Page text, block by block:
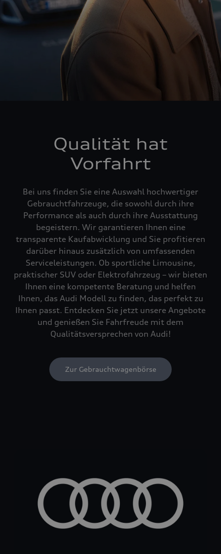
Qualität hat
Vorfahrt
Bei uns finden Sie eine Auswahl hochwertiger
Gebrauchtfahrzeuge, die sowohl durch ihre
Performance als auch durch ihre Ausstattung
begeistern. Wir garantieren Ihnen eine
transparente Kaufabwicklung und Sie profitieren
darüber hinaus zusätzlich von umfassenden
Serviceleistungen. Ob sportliche Limousine,
praktischer SUV oder Elektrofahrzeug – wir bieten
Ihnen eine kompetente Beratung und helfen
Ihnen, das Audi Modell zu finden, das perfekt zu
Ihnen passt. Entdecken Sie jetzt unsere Angebote
und genießen Sie Fahrfreude mit dem
Qualitätsversprechen von Audi!
Zur Gebrauchtwagenbörse